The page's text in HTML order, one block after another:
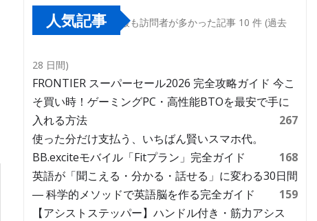
人気記事 最も訪問者が多かった記事 10 件 (過去
28 日間)
FRONTIER スーパーセール2026 完全攻略ガイド 今こ
そ買い時！ゲーミングPC・高性能BTOを最安で手に
入れる方法
267
使った分だけ支払う、いちばん賢いスマホ代。
BB.exciteモバイル「Fitプラン」完全ガイド
168
英語が「聞こえる・分かる・話せる」に変わる30日間
― 科学的メソッドで英語脳を作る完全ガイド
159
【アシストステッパー】ハンドル付き・筋力アシス